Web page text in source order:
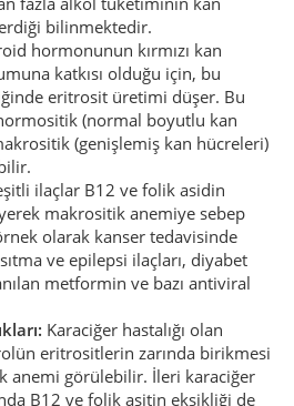
bilinmektedir.
hormonunun kırmızı kan
katkısı olduğu için, bu
eritrosit üretimi düşer. Bu
(normal boyutlu kan
(genişlemiş kan hücreleri)
ilaçlar B12 ve folik asidin
makrositik anemiye sebep
olarak kanser tedavisinde
ve epilepsi ilaçları, diyabet
metformin ve bazı antiviral
Karaciğer hastalığı olan
eritrositlerin zarında birikmesi
anemi görülebilir. İleri karaciğer
B12 ve folik asitin eksikliği de